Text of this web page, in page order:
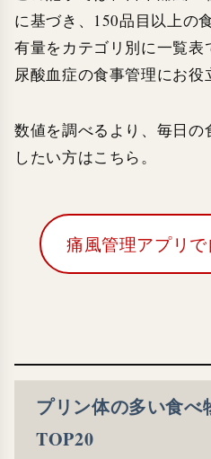
に基づき、150品目以上の
有量をカテゴリ別に一覧
尿酸血症の食事管理にお役
数値を調べるより、毎日
したい方はこちら。
痛風管理アプリ
プリン体の多い食べ
TOP20